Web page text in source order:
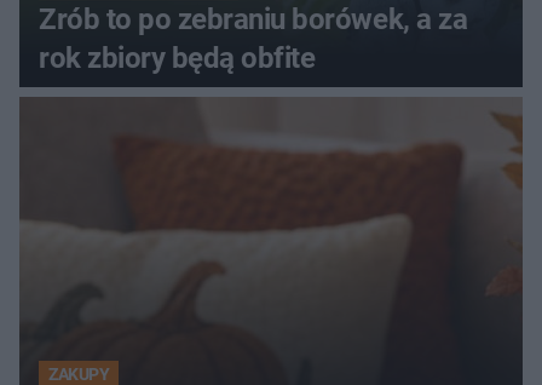
Zrób to po zebraniu borówek, a za
rok zbiory będą obfite
ZAKUPY